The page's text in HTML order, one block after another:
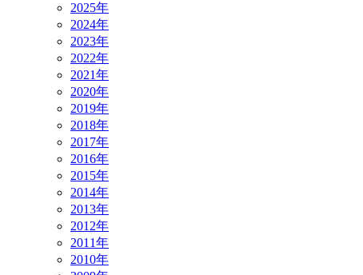
2025年
2024年
2023年
2022年
2021年
2020年
2019年
2018年
2017年
2016年
2015年
2014年
2013年
2012年
2011年
2010年